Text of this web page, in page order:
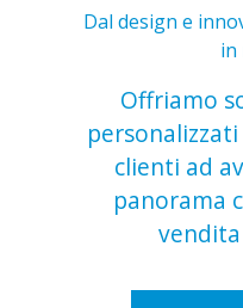
Dal design e
in
Offriamo
clienti ad
panorama